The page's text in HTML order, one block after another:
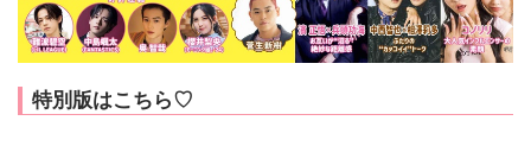
特別版はこちら♡